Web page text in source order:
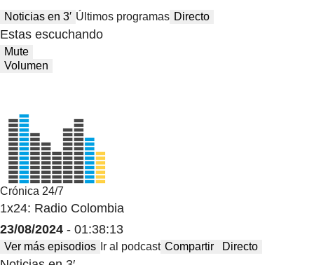
Noticias en 3′ Últimos programas Directo
Estas escuchando
Mute
Volumen
Crónica 24/7
1x24: Radio Colombia
23/08/2024 - 01:38:13
Ver más episodios Ir al podcast Compartir Directo